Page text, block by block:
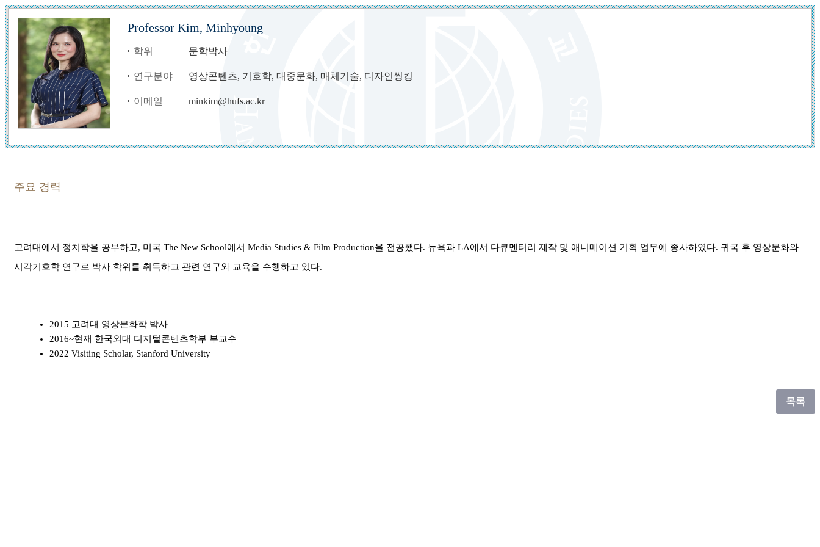
Professor Kim, Minhyoung
학위 문학박사
연구분야 영상콘텐츠, 기호학, 대중문화, 매체기술, 디자인씽킹
이메일 minkim@hufs.ac.kr
주요 경력
고려대에서 정치학을 공부하고, 미국 The New School에서 Media Studies & Film Production을 전공했다. 뉴욕과 LA에서 다큐멘터리 제작 및 애니메이션 기획 업무에 종사하였다. 귀국 후 영상문화와
시각기호학 연구로 박사 학위를 취득하고 관련 연구와 교육을 수행하고 있다.
2015 고려대 영상문화학 박사
2016~현재 한국외대 디지털콘텐츠학부 부교수
2022 Visiting Scholar, Stanford University